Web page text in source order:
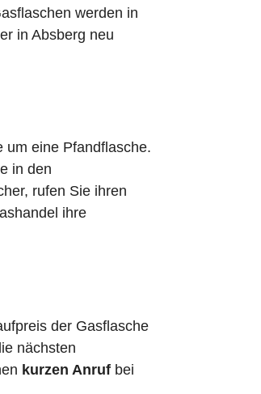
werden in
in Absberg neu
um eine Pfandflasche.
in den
rufen Sie ihren
ihre
der Gasflasche
nächsten
kurzen Anruf bei